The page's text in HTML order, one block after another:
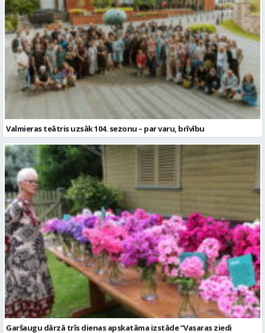
Valmieras teātris uzsāk 104. sezonu – par varu, brīvību
Garšaugu dārzā trīs dienas apskatāma izstāde “Vasaras ziedi
pilsētai svētkos”